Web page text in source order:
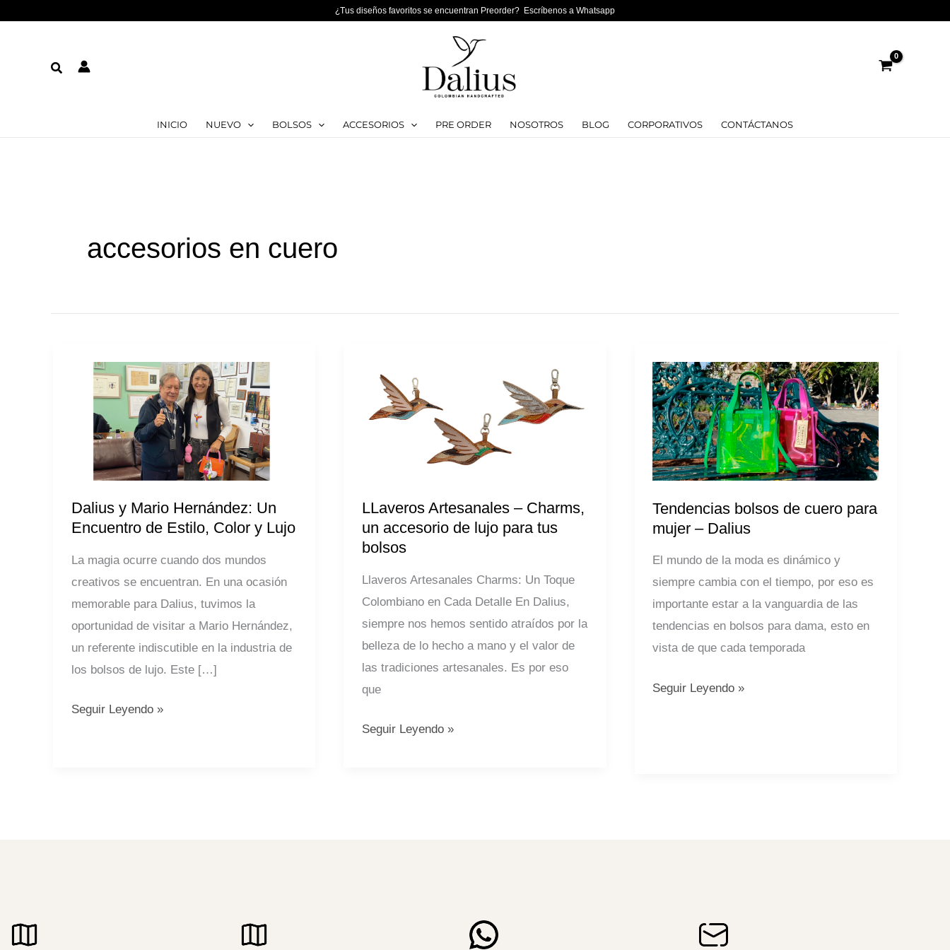
¿Tus diseños favoritos se encuentran Preorder? Escríbenos a Whatsapp
Buscar
INICIO NUEVO BOLSOS ACCESORIOS PRE ORDER NOSOTROS BLOG CORPORATIVOS CONTÁCTANOS
accesorios en cuero
Dalius y Mario Hernández: Un
Encuentro de Estilo, Color y Lujo
La magia ocurre cuando dos mundos
creativos se encuentran. En una ocasión
memorable para Dalius, tuvimos la
oportunidad de visitar a Mario Hernández,
un referente indiscutible en la industria de
los bolsos de lujo. Este […]
Dalius
Mario
Hernández:
Encuentro
de
Estilo,
Seguir Leyendo »
LLaveros Artesanales – Charms,
un accesorio de lujo para tus
bolsos
Llaveros Artesanales Charms: Un Toque
Colombiano en Cada Detalle En Dalius,
siempre nos hemos sentido atraídos por la
belleza de lo hecho a mano y el valor de
las tradiciones artesanales. Es por eso
que
LLaveros
Artesanales
de
lujo
para
Seguir Leyendo »
Tendencias bolsos de cuero para
mujer – Dalius
El mundo de la moda es dinámico y
siempre cambia con el tiempo, por eso es
importante estar a la vanguardia de las
tendencias en bolsos para dama, esto en
vista de que cada temporada
Tendencias
bolsos
de
cuero
para
mujer
–
Dalius
Seguir Leyendo »